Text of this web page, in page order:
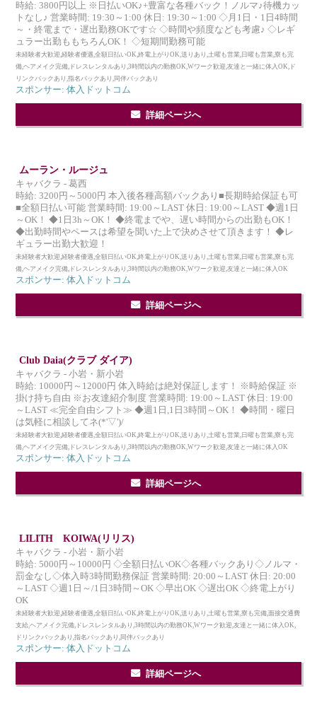
時給: 3800円以上 ※日払いOK♪+豊富な各種バック！ノルマ♪待機カッ
トなし♪ 営業時間: 19:30～1:00 休日: 19:30～1:00 ◇月1日・1日4時間
～・終電まで・遅出勤務OKです☆ ◇時間や頻度なども考慮♪ ◇レギ
ュラー出勤ももちろんOK！ ◇短期間勤務可能
未経験者大歓迎,経験者優遇,全額日払いOK,終電上がりOK,送りあり,土曜も営業,日曜も営業,寮も完
備,ヘアメイク完備,ドレスレンタルあり,3時間以内の勤務OK,Wワーク歓迎,友達と一緒に体入OK,ド
リンクバックあり,指名バックあり,同伴バックあり
スポンサー: 体入ドットコム
詳細ページへ
ムーラン・ルージュ
キャバクラ - 葛西
時給: 3200円～5000円 本入後各種高額バックあり■長期時給保証も可
■全額日払い可能 営業時間: 19:00～LAST 休日: 19:00～LAST ◆週1日
～OK！ ◆1日3h～OK！ ◆終電までや、遅い時間からの出勤もOK！
◆出勤時間やペースは希望を聞いた上で決めさせて頂きます！ ◆レ
ギュラー出勤大歓迎！
未経験者大歓迎,経験者優遇,全額日払いOK,終電上がりOK,送りあり,土曜も営業,日曜も営業,寮も完
備,ヘアメイク完備,ドレスレンタルあり,3時間以内の勤務OK,Wワーク歓迎,友達と一緒に体入OK
スポンサー: 体入ドットコム
詳細ページへ
Club Daia(クラブ ダイア)
キャバクラ - 小岩・新小岩
時給: 10000円～12000円 体入時給は絶対保証します！ ※時給保証 ※
掛け持ち自由 ※お友達紹介制度 営業時間: 19:00～LAST 休日: 19:00
～LAST ≪完全自由シフト≫ ◆週1日,1日3時間～OK！ ◆時間・曜日
は気軽に相談してネ(*'▽')/
未経験者大歓迎,経験者優遇,全額日払いOK,終電上がりOK,送りあり,土曜も営業,日曜も営業,寮も完
備,ヘアメイク完備,ドレスレンタルあり,3時間以内の勤務OK,Wワーク歓迎,友達と一緒に体入OK
スポンサー: 体入ドットコム
詳細ページへ
LILITH KOIWA(リリス)
キャバクラ - 小岩・新小岩
時給: 5000円～10000円 ◇全額日払いOK◇各種バックあり◇ノルマ・
罰金なし◇体入時3時間勤務保証 営業時間: 20:00～LAST 休日: 20:00
～LAST ◇週1日～/1日3時間～OK ◇早出OK ◇遅出OK ◇終電上がり
OK
未経験者大歓迎,経験者優遇,全額日払いOK,終電上がりOK,送りあり,土曜も営業,寮も完備,面接交通費
支給,ヘアメイク完備,ドレスレンタルあり,3時間以内の勤務OK,Wワーク歓迎,友達と一緒に体入OK,
ドリンクバックあり,指名バックあり,同伴バックあり
スポンサー: 体入ドットコム
詳細ページへ